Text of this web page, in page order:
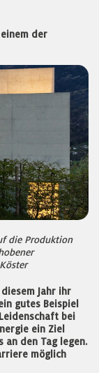
der
die Produktion
Jahr ihr
gutes Beispiel
bei
ein Ziel
an den Tag legen.
möglich